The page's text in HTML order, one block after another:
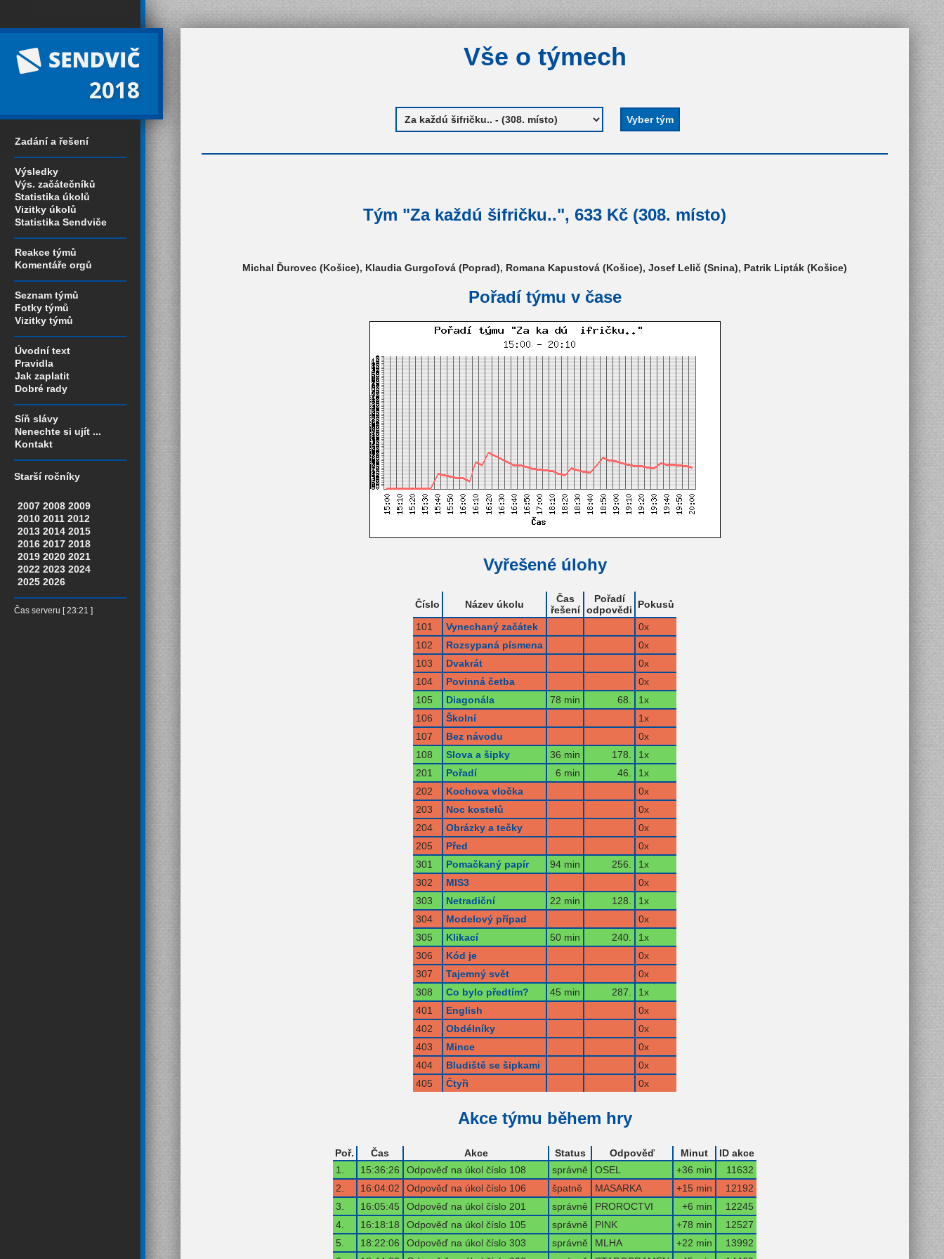
2018
Zadání a řešení
Výsledky
Výs. začátečníků
Statistika úkolů
Vizitky úkolů
Statistika Sendviče
Reakce týmů
Komentáře orgů
Seznam týmů
Fotky týmů
Vizitky týmů
Úvodní text
Pravidla
Jak zaplatit
Dobré rady
Síň slávy
Nenechte si ujít ...
Kontakt
Starší ročníky
2007 2008 2009
2010 2011 2012
2013 2014 2015
2016 2017 2018
2019 2020 2021
2022 2023 2024
2025 2026
Čas serveru [ 23:21 ]
Vše o týmech
Tým "Za každú šifričku..", 633 Kč (308. místo)
Michal Ďurovec (Košice), Klaudia Gurgoľová (Poprad), Romana Kapustová (Košice), Josef Lelič (Snina), Patrik Lipták (Košice)
Pořadí týmu v čase
Vyřešené úlohy
Číslo Název úkolu
Čas
řešení
Pořadí
odpovědi
Pokusů
101
Vynechaný začátek
0x
102
Rozsypaná písmena
0x
103
Dvakrát
0x
104
Povinná četba
0x
105
Diagonála 78 min 68.
1x
106
Školní
1x
107
Bez návodu
0x
108
Slova a šipky 36 min 178.
1x
201
Pořadí 6 min 46.
1x
202
Kochova vločka
0x
203
Noc kostelů
0x
204
Obrázky a tečky
0x
205
Před
0x
301
Pomačkaný papír 94 min 256.
1x
302
MIS3
0x
303
Netradiční 22 min 128.
1x
304
Modelový případ
0x
305
Klikací 50 min 240.
1x
306
Kód je
0x
307
Tajemný svět
0x
308
Co bylo předtím? 45 min 287.
1x
401
English
0x
402
Obdélníky
0x
403
Mince
0x
404
Bludiště se šipkami
0x
405
Čtyři 0x
Akce týmu během hry
Poř. Čas Akce Status Odpověď Minut
ID akce
1.
15:36:26 Odpověď na úkol číslo 108 správně OSEL +36 min
11632
2.
16:04:02 Odpověď na úkol číslo 106 špatně MASARKA +15 min
12192
3.
16:05:45 Odpověď na úkol číslo 201 správně PROROCTVI +6 min
12245
4.
16:18:18 Odpověď na úkol číslo 105 správně PINK +78 min
12527
5.
18:22:06 Odpověď na úkol číslo 303 správně MLHA +22 min
13992